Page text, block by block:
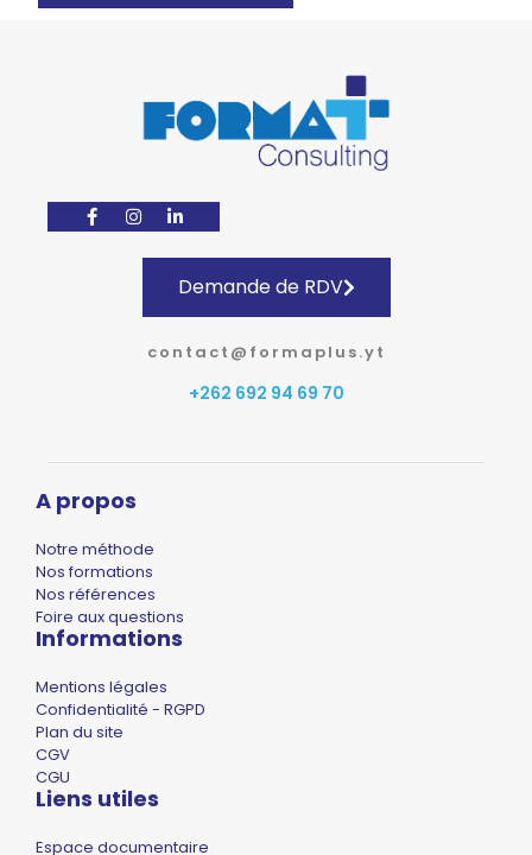
Demande de RDV
contact@formaplus.yt
+262 692 94 69 70
A propos
Notre méthode
Nos formations
Nos références
Foire aux questions
Informations
Mentions légales
Confidentialité - RGPD
Plan du site
CGV
CGU
Liens utiles
Espace documentaire